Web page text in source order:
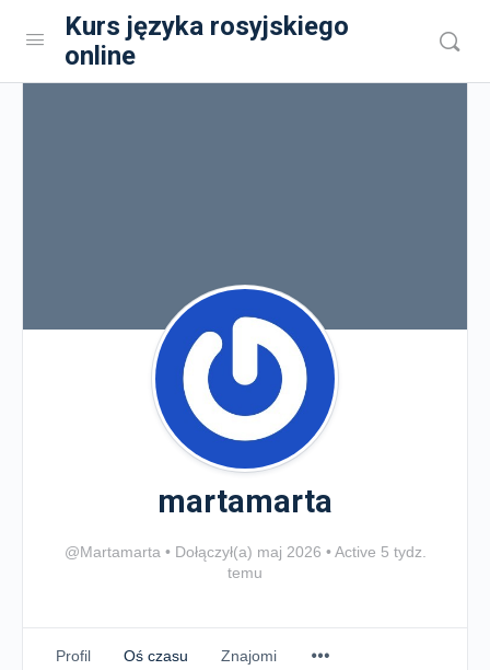
Kurs języka rosyjskiego
online
martamarta
@Martamarta • Dołączył(a) maj 2026 • Active 5 tydz.
temu
Profil Oś czasu Znajomi